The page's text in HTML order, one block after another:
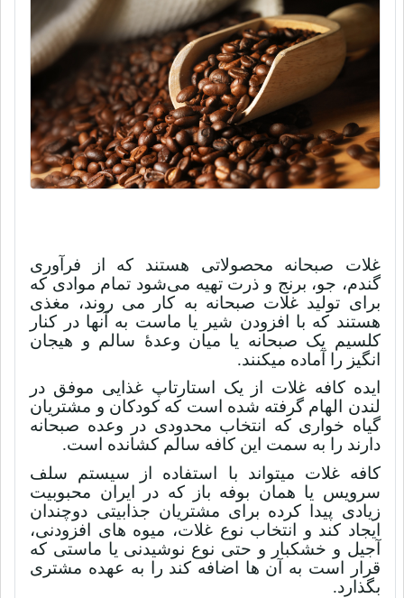
غلات صبحانه محصولاتی هستند که از فرآوری
گندم، جو، برنج و ذرت تهیه می‌شود تمام موادی که
برای تولید غلات صبحانه به کار می روند، مغذی
هستند که با افزودن شیر یا ماست به آنها در کنار
کلسیم یک صبحانه یا میان وعدۀ سالم و هیجان
انگیز را آماده میکنند.
ایده کافه غلات از یک استارتاپ غذایی موفق در
لندن الهام گرفته شده است که کودکان و مشتریان
گیاه خواری که انتخاب محدودی در وعده صبحانه
دارند را به سمت این کافه سالم کشانده است.
کافه غلات میتواند با استفاده از سیستم سلف
سرویس یا همان بوفه باز که در ایران محبوبیت
زیادی پیدا کرده برای مشتریان جذابیتی دوچندان
ایجاد کند و انتخاب نوع غلات، میوه های افزودنی،
آجیل و خشکبار و حتی نوع نوشیدنی یا ماستی که
قرار است به آن ها اضافه کند را به عهده مشتری
بگذارد.